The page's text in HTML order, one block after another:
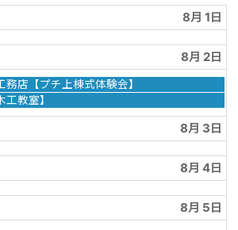
8月 1
8月 2
店【プチ上棟式体験会】
教室】
8月 3
8月 4
8月 5